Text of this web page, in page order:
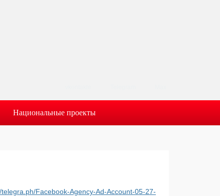
Национальные проекты
telegra.ph/Facebook-Agency-Ad-Account-05-27-